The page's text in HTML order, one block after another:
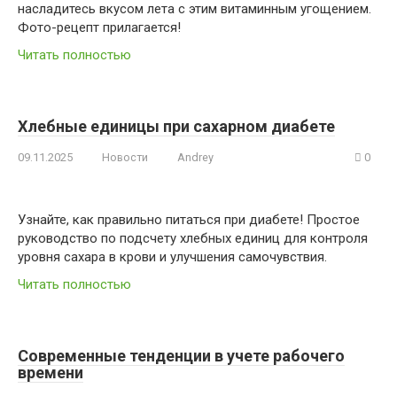
насладитесь вкусом лета с этим витаминным угощением.
Фото-рецепт прилагается!
Читать полностью
Хлебные единицы при сахарном диабете
09.11.2025 Новости Andrey 0
Узнайте, как правильно питаться при диабете! Простое
руководство по подсчету хлебных единиц для контроля
уровня сахара в крови и улучшения самочувствия.
Читать полностью
Современные тенденции в учете рабочего
времени